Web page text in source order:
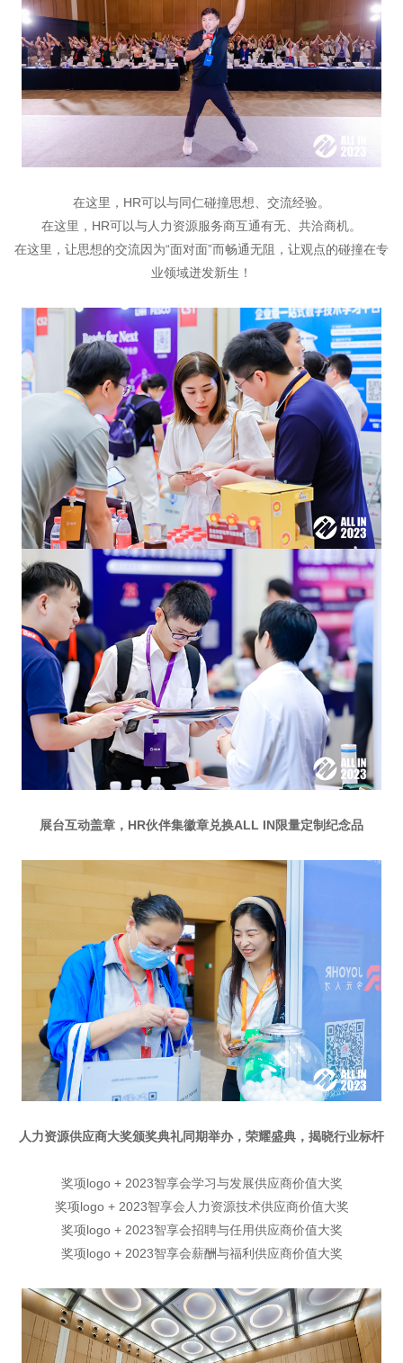
在这里，HR可以与同仁碰撞思想、交流经验。
在这里，HR可以与人力资源服务商互通有无、共洽商机。
在这里，让思想的交流因为“面对面”而畅通无阻，让观点的碰撞在专
业领域迸发新生！
展台互动盖章，HR伙伴集徽章兑换ALL IN限量定制纪念品
人力资源供应商大奖颁奖典礼同期举办，荣耀盛典，揭晓行业标杆
奖项logo + 2023智享会学习与发展供应商价值大奖
奖项logo + 2023智享会人力资源技术供应商价值大奖
奖项logo + 2023智享会招聘与任用供应商价值大奖
奖项logo + 2023智享会薪酬与福利供应商价值大奖